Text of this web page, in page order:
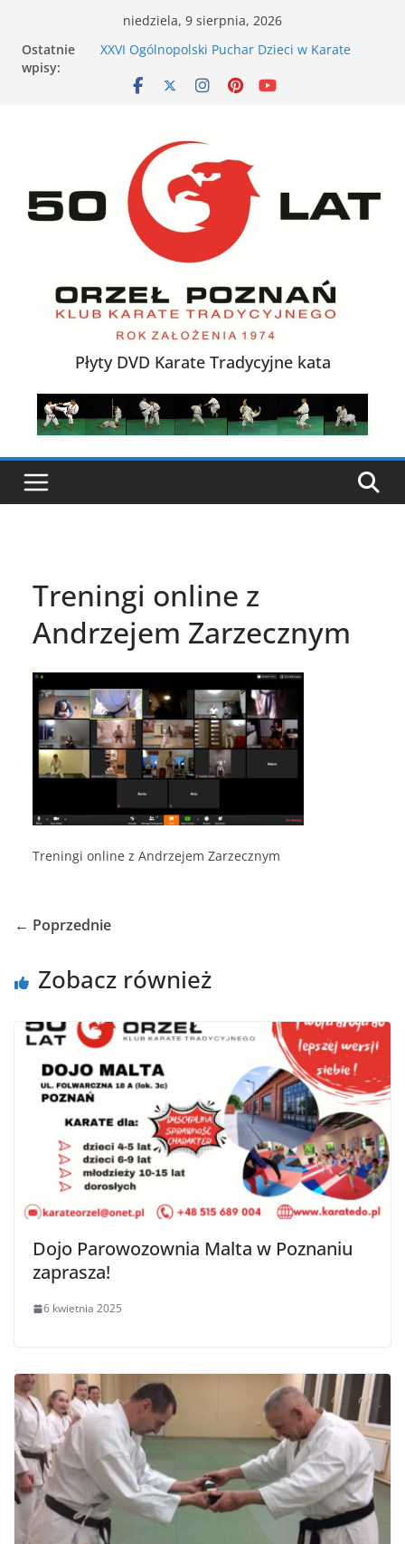
treści
niedziela, 9 sierpnia, 2026
Ostatnie
wpisy:
Tradycyjnym – Poznań, 17 maja 2026 r.
Tradycyjnym za nami
Karate dla energicznego dziecka – dlaczego to
XXXVII Mistrzostwa Polski w Karate
Tradycyjnym
Płyty DVD Karate Tradycyjne kata
Treningi online z
Andrzejem Zarzecznym
Treningi online z Andrzejem Zarzecznym
← Poprzednie
Zobacz również
Dojo Parowozownia Malta w Poznaniu
zaprasza!
6 kwietnia 2025